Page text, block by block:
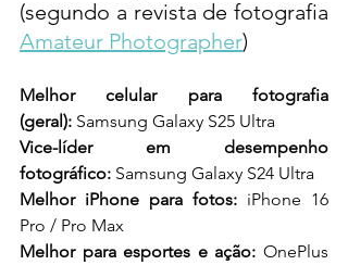
Amateur Photographer)
Melhor celular para fotografia
(geral): Samsung Galaxy S25 Ultra
Vice-líder em desempenho
fotográfico: Samsung Galaxy S24 Ultra
Melhor iPhone para fotos: iPhone 16
Pro / Pro Max
Melhor para esportes e ação: OnePlus